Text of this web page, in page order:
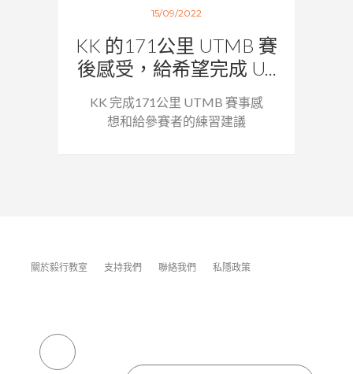
15/09/2022
KK 的171公里 UTMB 賽
後感受，給希望完成 U...
KK 完成171公里 UTMB 賽事感
想和給參賽者的練習建議
關於毅行教室 支持我們 聯絡我們 私隱政策